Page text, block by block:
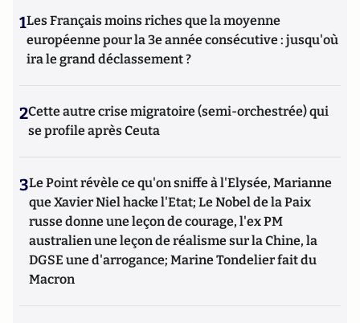
1Les Français moins riches que la moyenne
européenne pour la 3e année consécutive : jusqu'où
ira le grand déclassement ?
2Cette autre crise migratoire (semi-orchestrée) qui
se profile après Ceuta
3Le Point révèle ce qu'on sniffe à l'Elysée, Marianne
que Xavier Niel hacke l'Etat; Le Nobel de la Paix
russe donne une leçon de courage, l'ex PM
australien une leçon de réalisme sur la Chine, la
DGSE une d'arrogance; Marine Tondelier fait du
Macron